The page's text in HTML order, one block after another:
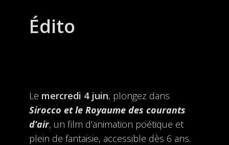
Édito
Le mercredi 4 juin, plongez dans
Sirocco et le Royaume des courants
d’air, un film d’animation poétique et
plein de fantaisie, accessible dès 6 ans.